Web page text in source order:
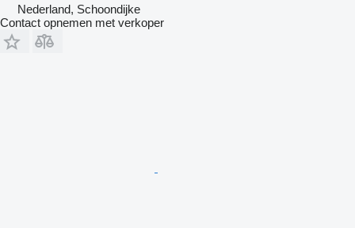
Nederland, Schoondijke
Contact opnemen met verkoper